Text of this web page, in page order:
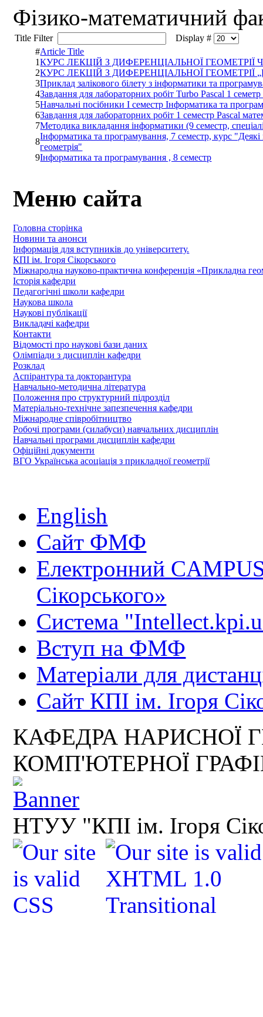
Фiзико-математичний
Title Filter
Display #
#Article Title
1КУРС ЛЕКЦІЙ З ДИФЕРЕНЦІАЛЬНОЇ ГЕОМЕТРІЇ
2КУРС ЛЕКЦІЙ З ДИФЕРЕНЦІАЛЬНОЇ ГЕОМЕТРІЇ
3Приклад залікового білету з інформатики та
4Завдання для лабораторних робiт Turbo Pascal 1
5Навчальні посібники І семестр Інформатика та
6Завдання для лабораторних робіт 1 семестр Pascal
7Методика викладання інформатики (9 семестр,
8
Інформатика та програмування, 7 семестр, курс
геометрія"
9Інформатика та програмування , 8 семестр
Меню сайта
Головна сторінка
Новини та анонси
Інформація для вступників до університету.
КПІ ім. Ігоря Сікорського
Міжнародна науково-практична конференція «Прикладна
Історія кафедри
Педагогічні школи кафедри
Наукова школа
Наукові публікації
Викладачі кафедри
Контакти
Відомості про наукові бази даних
Олімпіади з дисциплін кафедри
Розклад
Аспірантура та докторантура
Навчально-методична література
Положення про структурний підрозділ
Матеріально-технічне запезпечення кафедри
Міжнародне співробітництво
Робочі програми (силабуси) навчальних дисциплін
Навчальні програми дисциплін кафедри
Офіційні документи
ВГО Українська асоціація з прикладної геометрії
English
Сайт ФМФ
Електронний
Сікорського»
Система
Вступ на ФМФ
Матеріали для
Сайт КПІ ім. Ігоря
КАФЕДРА НАРИСНОЇ
КОМП'ЮТЕРНОЇ
НТУУ "КПІ ім. Ігоря